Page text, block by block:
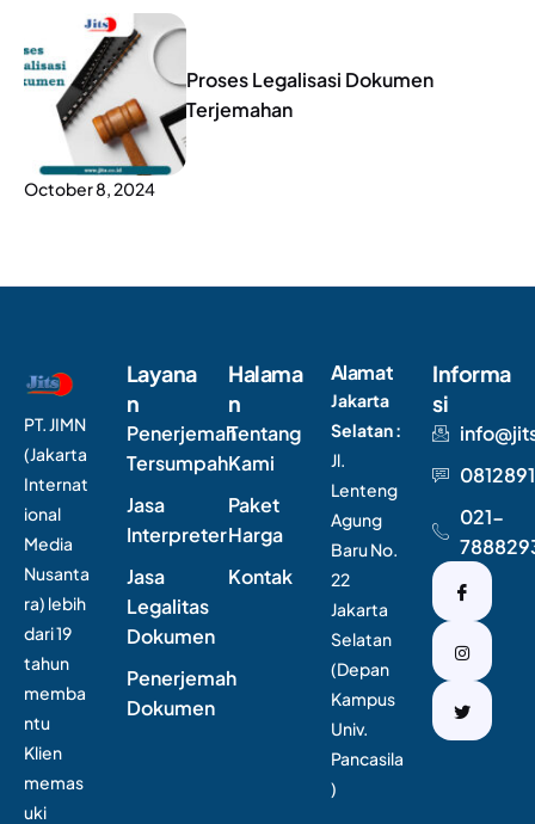
Proses Legalisasi Dokumen
Terjemahan
October 8, 2024
PT. JIMN
(Jakarta
Internat
ional
Media
Nusanta
ra) lebih
dari 19
tahun
memba
ntu
Klien
memas
uki
Layana
n
Penerjemah
Tersumpah
Jasa
Interpreter
Jasa
Legalitas
Dokumen
Penerjemah
Dokumen
Halama
n
Tentang
Kami
Paket
Harga
Kontak
Alamat
Jakarta
Selatan :
Jl.
Lenteng
Agung
Baru No.
22
Jakarta
Selatan
(Depan
Kampus
Univ.
Pancasila
)
Informa
si
021-